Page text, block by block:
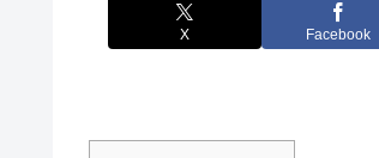
X Facebook